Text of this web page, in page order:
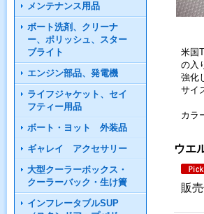
メンテナンス用品
ボート洗剤、クリーナ
ー、ポリッシュ、スター
ブライト
エンジン部品、発電機
ライフジャケット、セイ
フティー用品
ボート・ヨット 外装品
ギャレイ アクセサリー
大型クーラーボックス・
クーラーバック・生け簀
インフレータブルSUP
米国
の入
強化
サイ
カラ
ウエ
販